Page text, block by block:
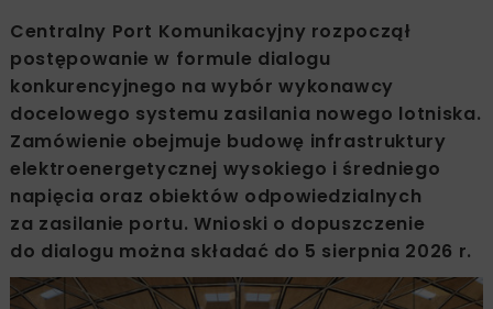
Centralny Port Komunikacyjny rozpoczął
postępowanie w formule dialogu
konkurencyjnego na wybór wykonawcy
docelowego systemu zasilania nowego lotniska.
Zamówienie obejmuje budowę infrastruktury
elektroenergetycznej wysokiego i średniego
napięcia oraz obiektów odpowiedzialnych
za zasilanie portu. Wnioski o dopuszczenie
do dialogu można składać do 5 sierpnia 2026 r.